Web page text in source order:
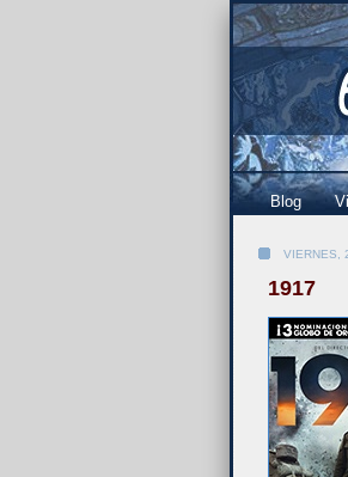
Blog
VIERNES,
1917